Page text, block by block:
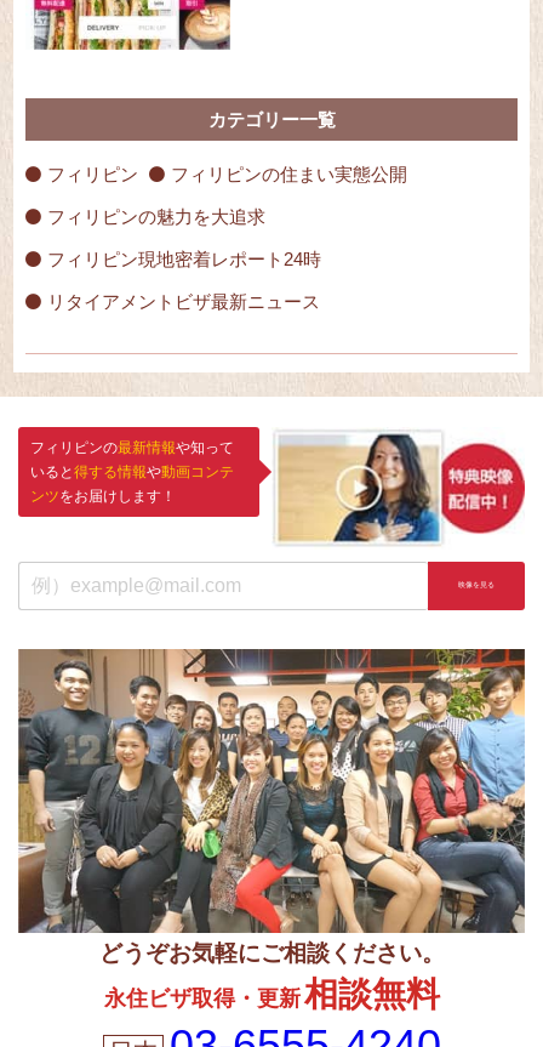
カテゴリー一覧
フィリピン フィリピンの住まい実態公開
フィリピンの魅力を大追求
フィリピン現地密着レポート24時
リタイアメントビザ最新ニュース
フィリピンの最新情報や知って
いると 得する情報や動画コンテ
ンツをお届けします！
どうぞお気軽にご相談ください。
永住ビザ取得・更新相談無料